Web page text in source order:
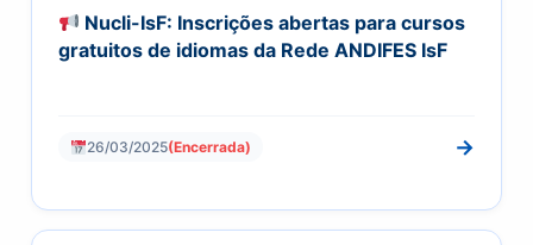
Nucli-IsF: Inscrições abertas para cursos
gratuitos de idiomas da Rede ANDIFES IsF
26/03/2025(Encerrada) →